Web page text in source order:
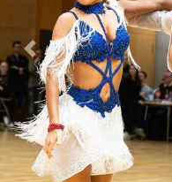
Previous